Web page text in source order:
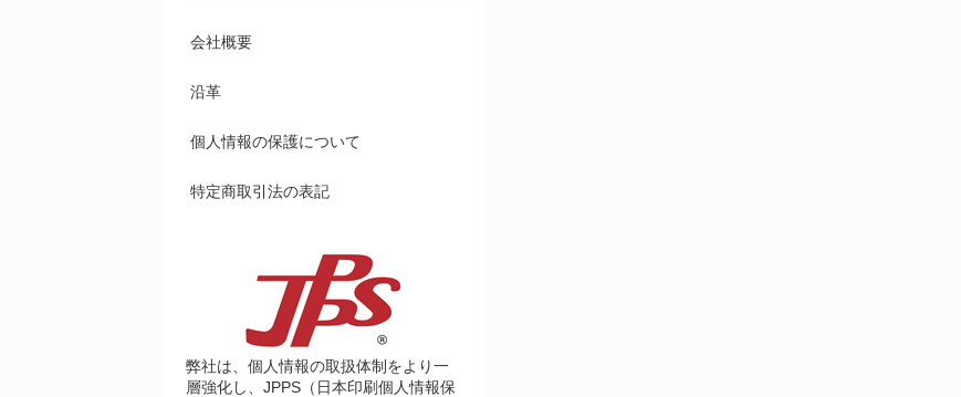
会社概要
沿革
個人情報の保護について
特定商取引法の表記
弊社は、個人情報の取扱体制をより一
層強化し、JPPS（日本印刷個人情報保